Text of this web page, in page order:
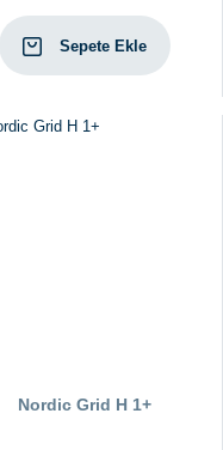
Sepete Ekle
Nordic Grid H 1+